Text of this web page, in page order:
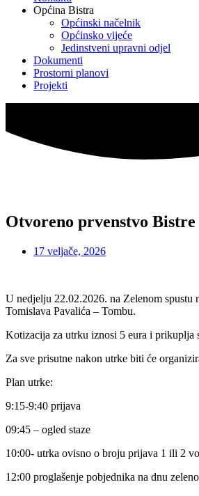
Općina Bistra
Općinski načelnik
Općinsko vijeće
Jedinstveni upravni odjel
Dokumenti
Prostorni planovi
Projekti
Otvoreno prvenstvo Bistre
17 veljače, 2026
U nedjelju 22.02.2026. na Zelenom
Tomislava Pavalića – Tombu.
Kotizacija za utrku iznosi 5 eura i prikuplja
Za sve prisutne nakon utrke biti će
Plan utrke:
9:15-9:40 prijava
09:45 – ogled staze
10:00- utrka ovisno o broju prijava 1 ili 2
12:00 proglašenje pobjednika na dnu